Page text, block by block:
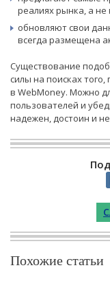
реалиях рынка, а не
обновляют свои
всегда размещена
Существование
силы на поисках
в WebMoney. Можно
пользователей и
надежен, достоин и
Похожие статьи